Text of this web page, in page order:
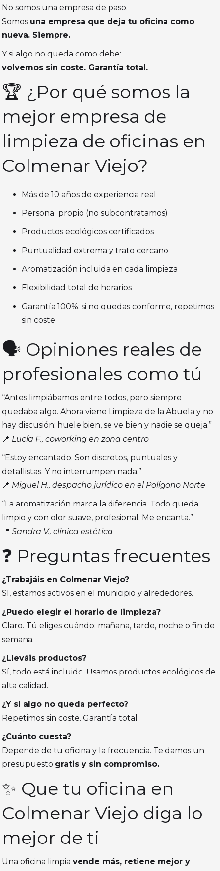
No somos una empresa de paso.
Somos una empresa que deja tu oficina como
nueva. Siempre.
Y si algo no queda como debe:
volvemos sin coste. Garantía total.
🏆 ¿Por qué somos la
mejor empresa de
limpieza de oficinas en
Colmenar Viejo?
Más de 10 años de experiencia real
Personal propio (no subcontratamos)
Productos ecológicos certificados
Puntualidad extrema y trato cercano
Aromatización incluida en cada limpieza
Flexibilidad total de horarios
Garantía 100%: si no quedas conforme, repetimos
sin coste
🗣️ Opiniones reales de
profesionales como tú
“Antes limpiábamos entre todos, pero siempre
quedaba algo. Ahora viene Limpieza de la Abuela y no
hay discusión: huele bien, se ve bien y nadie se queja.”
📍 Lucía F., coworking en zona centro
“Estoy encantado. Son discretos, puntuales y
detallistas. Y no interrumpen nada.”
📍 Miguel H., despacho jurídico en el Polígono Norte
“La aromatización marca la diferencia. Todo queda
limpio y con olor suave, profesional. Me encanta.”
📍Sandra V., clínica estética
❓ Preguntas frecuentes
¿Trabajáis en Colmenar Viejo?
Sí, estamos activos en el municipio y alrededores.
¿Puedo elegir el horario de limpieza?
Claro. Tú eliges cuándo: mañana, tarde, noche o fin de
semana.
¿Lleváis productos?
Sí, todo está incluido. Usamos productos ecológicos de
alta calidad.
¿Y si algo no queda perfecto?
Repetimos sin coste. Garantía total.
¿Cuánto cuesta?
Depende de tu oficina y la frecuencia. Te damos un
presupuesto gratis y sin compromiso.
✨ Que tu oficina en
Colmenar Viejo diga lo
mejor de ti
Una oficina limpiavende más, retiene mejor y